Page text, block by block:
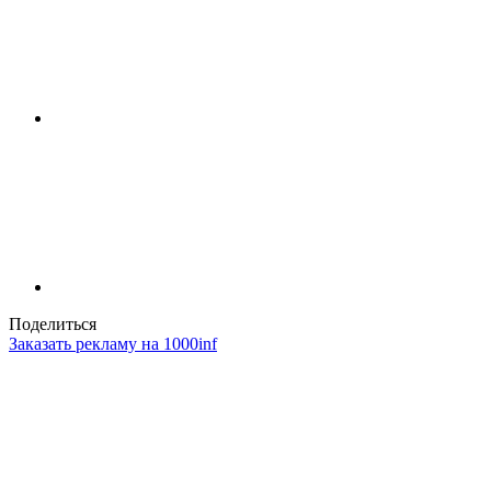
Поделиться
Заказать рекламу на 1000inf